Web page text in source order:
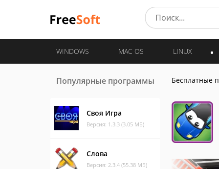
WINDOWS MAC OS LINUX
Популярные программы
Своя Игра
Версия: 1.3.3 (3.05 МБ)
Слова
Версия: 2.3.4 (55.38 МБ)
Бесплатные